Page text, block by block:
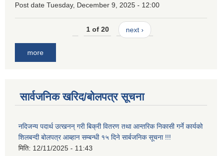
Post date Tuesday, December 9, 2025 - 12:00
1 of 20 next ›
more
सार्वजनिक खरिद/बोलपत्र सूचना
नदिजन्य पदार्थ उत्खनन् गरी बिक्री वितरण तथा आन्तरिक निकासी गर्ने कार्यको
शिलबन्दी बोलपत्र आब्हान सम्बन्धी १५ दिने सार्बजनिक सूचना !!!
मिति: 12/11/2025 - 11:43